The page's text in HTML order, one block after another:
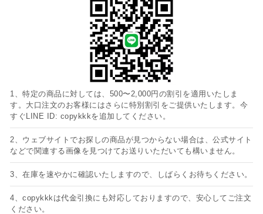
1、特定の商品に対しては、500〜2,000円の割引を適用いたしま
す。大口注文のお客様にはさらに特別割引をご提供いたします。今
すぐLINE ID: copykkkを追加してください。
2、ウェブサイトでお探しの商品が見つからない場合は、公式サイト
などで関連する画像を見つけてお送りいただいても構いません。
3、在庫を速やかに確認いたしますので、しばらくお待ちください。
4、copykkkは代金引換にも対応しておりますので、安心してご注文
ください。